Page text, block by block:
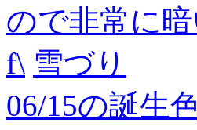
ので非常に
f\ 雪づり
06/15の誕生